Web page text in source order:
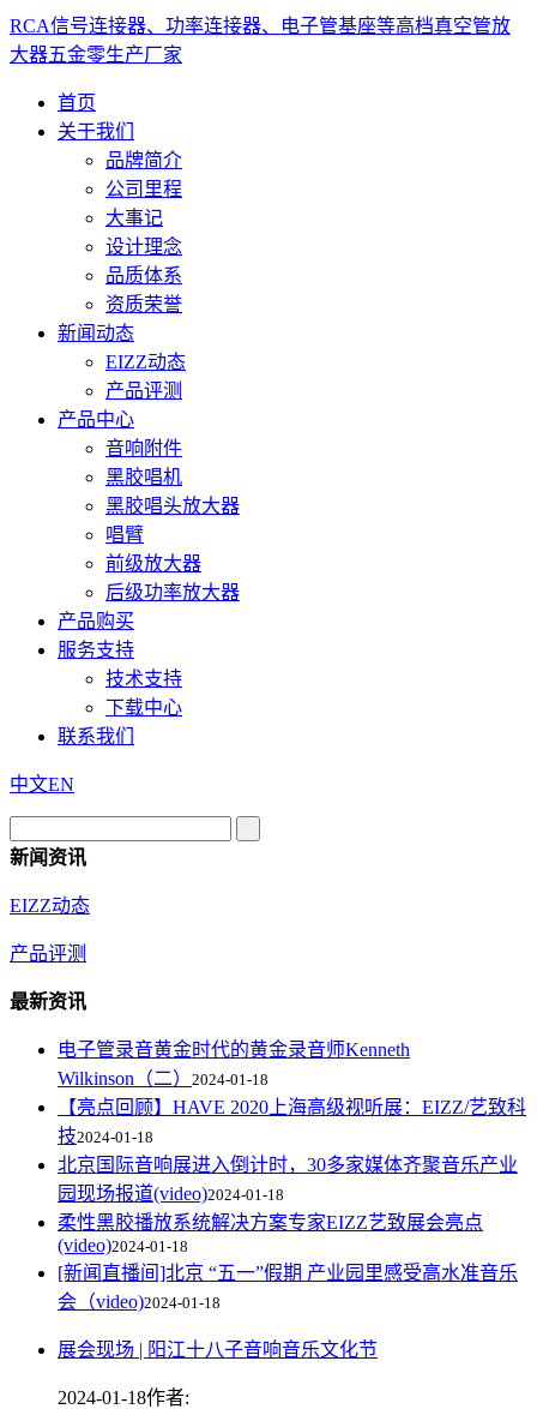
RCA信号连接器、功率连接器、电子管基座等高档真空管放
大器五金零生产厂家
首页
关于我们
品牌简介
公司里程
大事记
设计理念
品质体系
资质荣誉
新闻动态
EIZZ动态
产品评测
产品中心
音响附件
黑胶唱机
黑胶唱头放大器
唱臂
前级放大器
后级功率放大器
产品购买
服务支持
技术支持
下载中心
联系我们
中文EN
新闻资讯
EIZZ动态
产品评测
最新资讯
电子管录音黄金时代的黄金录音师Kenneth
Wilkinson（二） 2024-01-18
【亮点回顾】HAVE 2020上海高级视听展：EIZZ/艺致科
技2024-01-18
北京国际音响展进入倒计时，30多家媒体齐聚音乐产业
园现场报道(video)2024-01-18
柔性黑胶播放系统解决方案专家EIZZ艺致展会亮点
(video)2024-01-18
[新闻直播间]北京 “五一”假期 产业园里感受高水准音乐
会（video)2024-01-18
展会现场 | 阳江十八子音响音乐文化节
2024-01-18作者: